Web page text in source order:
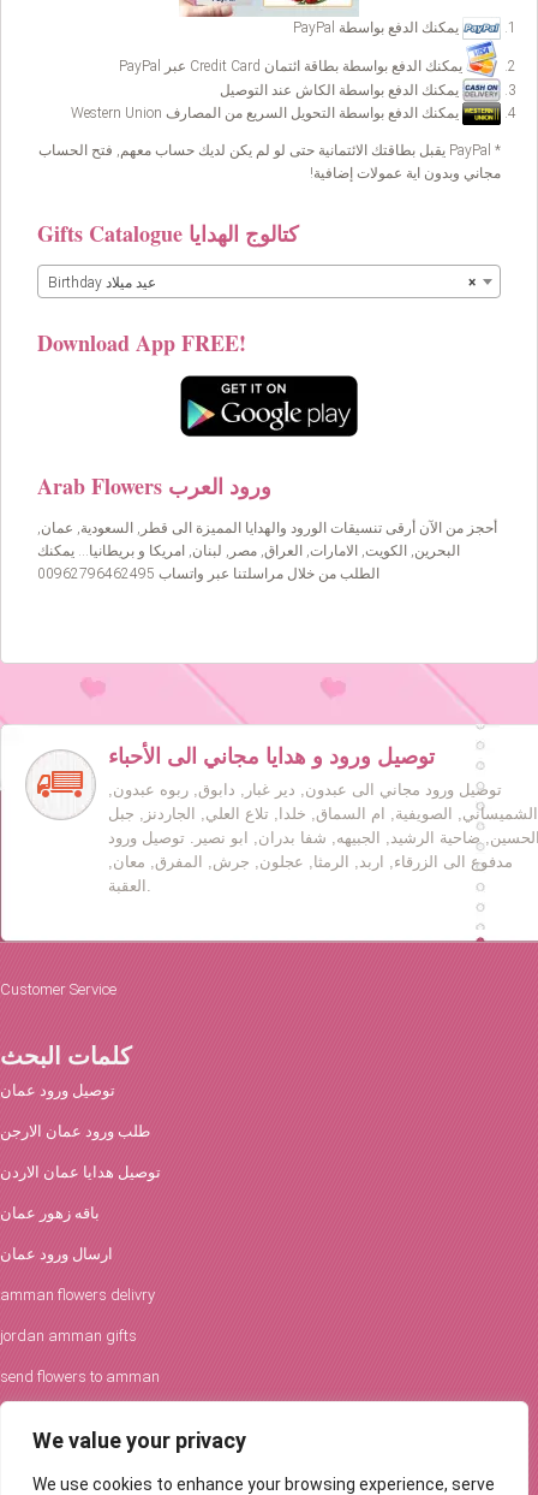
We value your privacy
We use cookies to enhance your browsing experience, serve
يمكنك الدفع بواسطة PayPal
يمكنك الدفع بواسطة بطاقة ائتمان Credit Card عبر PayPal
يمكنك الدفع بواسطة الكاش عند التوصيل
يمكنك الدفع بواسطة التحويل السريع من المصارف Western Union
* PayPal يقبل بطاقتك الائتمانية حتى لو لم يكن لديك حساب معهم, فتح الحساب
مجاني وبدون اية عمولات إضافية!
Gifts Catalogue كتالوج الهدايا
× Birthday عيد ميلاد
Download App FREE!
Arab Flowers ورود العرب
أحجز من الآن أرقى تنسيقات الورود والهدايا المميزة الى قطر, السعودية, عمان,
البحرين, الكويت, الامارات, العراق, مصر, لبنان, امريكا و بريطانيا… يمكنك
الطلب من خلال مراسلتنا عبر واتساب 00962796462495
توصيل ورود و هدايا مجاني الى الأحباء
توصيل ورود مجاني الى عبدون, دير غبار, دابوق, ربوه عبدون,
الشميساني, الصويفية, ام السماق, خلدا, تلاع العلي, الجاردنز, جبل
ضاحية الرشيد, الجبيهه, شفا بدران, ابو نصير. توصيل ورود
مدفوع الى الزرقاء, اربد, الرمثا, عجلون, جرش, المفرق, معان,
العقبة.
Customer Service
كلمات البحث
توصيل ورود عمان
طلب ورود عمان الارجن
توصيل هدايا عمان الاردن
باقه زهور عمان
ارسال ورود عمان
amman flowers delivry
jordan amman gifts
send flowers to amman
افكار الورود والحفلات
توصيل ورود عمان